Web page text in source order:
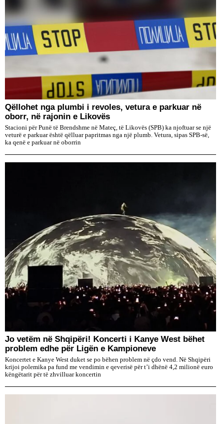
Qëllohet nga plumbi i revoles, vetura e parkuar në
oborr, në rajonin e Likovës
Stacioni për Punë të Brendshme në Mateç, të Likovës (SPB) ka njoftuar se një
veturë e parkuar është qëlluar papritmas nga një plumb. Vetura, sipas SPB-së,
ka qenë e parkuar në oborrin
Jo vetëm në Shqipëri! Koncerti i Kanye West bëhet
problem edhe për Ligën e Kampioneve
Koncertet e Kanye West duket se po bëhen problem në çdo vend. Në Shqipëri
krijoi polemika pa fund me vendimin e qeverisë për t’i dhënë 4,2 milionë euro
këngëtarit për të zhvilluar koncertin